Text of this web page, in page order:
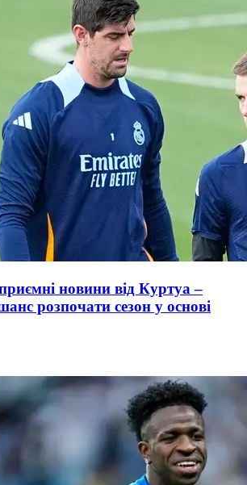
новини від Куртуа –
розпочати сезон у основі